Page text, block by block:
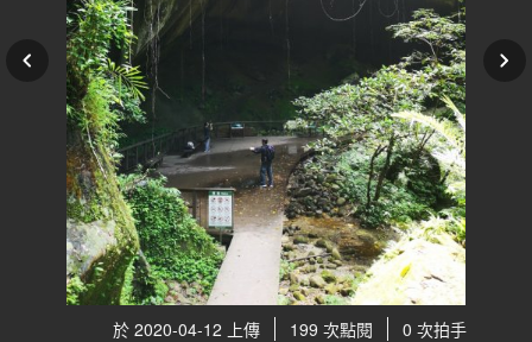
於 2020-04-12 上傳 199 次點閱 0 次拍手